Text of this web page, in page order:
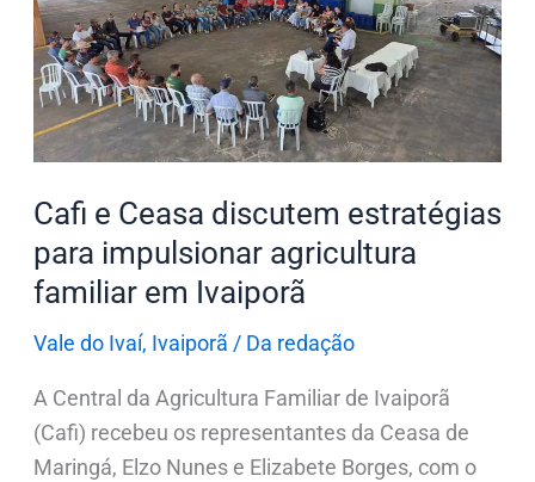
Cafi e Ceasa discutem estratégias
para impulsionar agricultura
familiar em Ivaiporã
Vale do Ivaí, Ivaiporã / Da redação
A Central da Agricultura Familiar de Ivaiporã
(Cafi) recebeu os representantes da Ceasa de
Maringá, Elzo Nunes e Elizabete Borges, com o
discutem
estratégias
para
impulsionar
agricultura
em
Ivaiporã